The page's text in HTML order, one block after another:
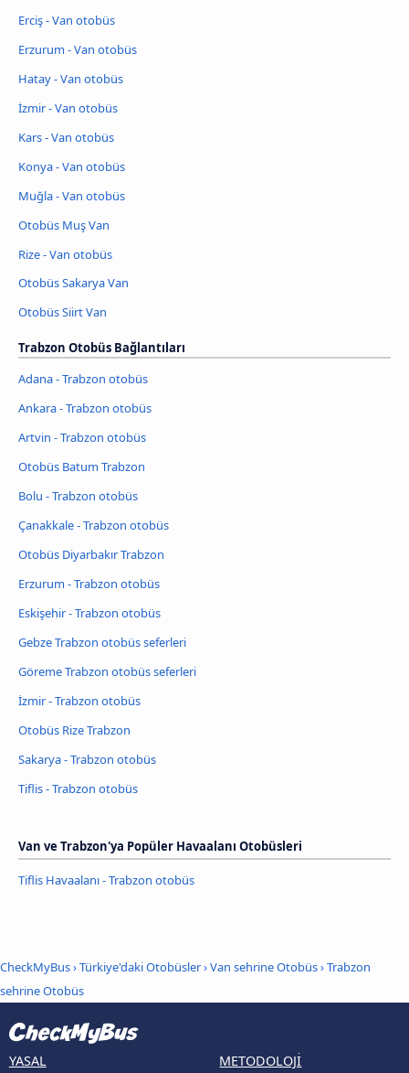
Erciş - Van otobüs
Erzurum - Van otobüs
Hatay - Van otobüs
İzmir - Van otobüs
Kars - Van otobüs
Konya - Van otobüs
Muğla - Van otobüs
Otobüs Muş Van
Rize - Van otobüs
Otobüs Sakarya Van
Otobüs Siirt Van
Trabzon Otobüs Bağlantıları
Adana - Trabzon otobüs
Ankara - Trabzon otobüs
Artvin - Trabzon otobüs
Otobüs Batum Trabzon
Bolu - Trabzon otobüs
Çanakkale - Trabzon otobüs
Otobüs Diyarbakır Trabzon
Erzurum - Trabzon otobüs
Eskişehir - Trabzon otobüs
Gebze Trabzon otobüs seferleri
Göreme Trabzon otobüs seferleri
İzmir - Trabzon otobüs
Otobüs Rize Trabzon
Sakarya - Trabzon otobüs
Tiflis - Trabzon otobüs
Van ve Trabzon'ya Popüler Havaalanı Otobüsleri
Tiflis Havaalanı - Trabzon otobüs
CheckMyBus›Türkiye'daki Otobüsler›Van sehrine Otobüs›Trabzon
sehrine Otobüs
YASAL METODOLOJI